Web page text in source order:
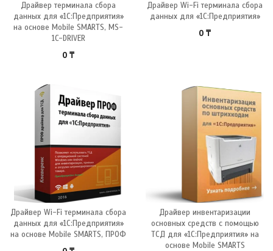
Драйвер терминала сбора
данных для «1С:Предприятия»
на основе Mobile SMARTS, MS-
1C-DRIVER
0 ₸
Драйвер Wi-Fi терминала сбора
данных для «1С:Предприятия»
0 ₸
Драйвер Wi-Fi терминала сбора
данных для «1С:Предприятия»
на основе Mobile SMARTS, ПРОФ
Драйвер инвентаризации
основных средств с помощью
ТСД для «1С:Предприятия» на
основе Mobile SMARTS